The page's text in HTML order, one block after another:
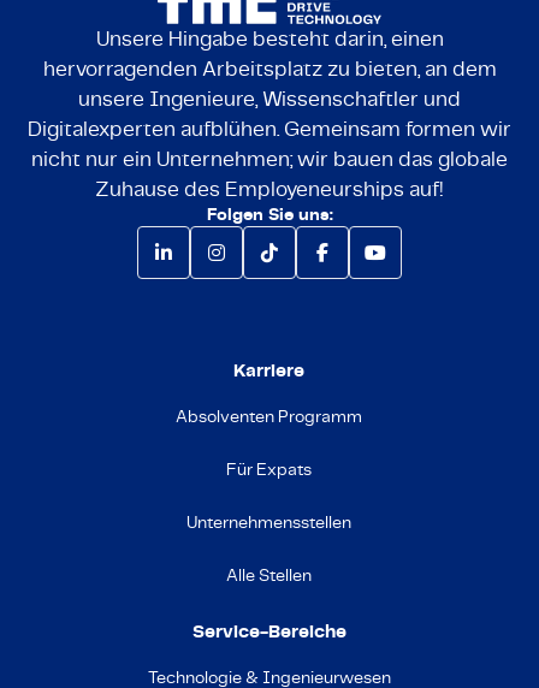
Unsere Hingabe besteht darin, einen
hervorragenden Arbeitsplatz zu bieten, an dem
unsere Ingenieure, Wissenschaftler und
Digitalexperten aufblühen. Gemeinsam formen wir
nicht nur ein Unternehmen; wir bauen das globale
Zuhause des Employeneurships auf!
Folgen Sie uns:
Karriere
Absolventen Programm
Für Expats
Unternehmensstellen
Alle Stellen
Service-Bereiche
Technologie & Ingenieurwesen